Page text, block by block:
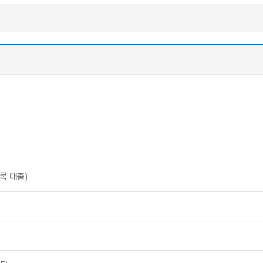
대출)